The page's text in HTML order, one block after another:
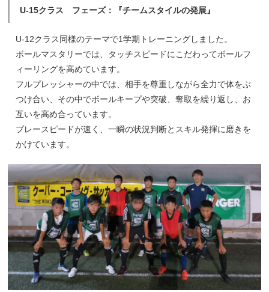
U-15クラス フェーズ：『チームスタイルの発展』
U-12クラス同様のテーマで1学期トレーニングしました。
ボールマスタリーでは、タッチスピードにこだわってボールフ
ィーリングを高めています。
フルプレッシャーの中では、相手を尊重しながら全力で体をぶ
つけ合い、その中でボールキープや突破、奪取を繰り返し、お
互いを高め合っています。
プレースピードが速く、一瞬の状況判断とスキル発揮に磨きを
かけています。